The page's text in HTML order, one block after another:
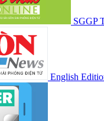
SGGP
English